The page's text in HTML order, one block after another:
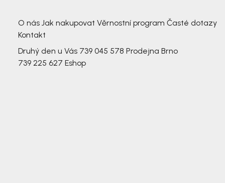
O nás Jak nakupovat Věrnostní program Časté dotazy
Kontakt
Druhý den u Vás 739 045 578 Prodejna Brno
739 225 627 Eshop